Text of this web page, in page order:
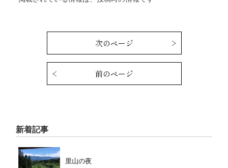
次のページ
前のページ
新着記事
里山の夜